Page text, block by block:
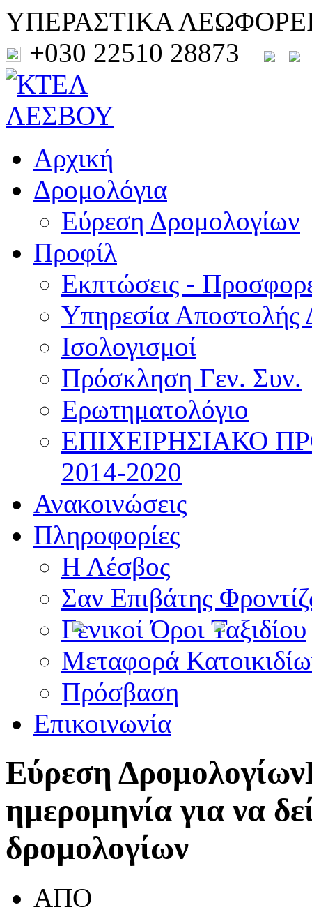
ΥΠΕΡΑΣΤΙΚΑ
+030 22510 28873
Αρχική
Δρομολόγια
Εύρεση Δρομολογίων
Προφίλ
Εκπτώσεις -
Υπηρεσία Αποστολής
Ισολογισμοί
Πρόσκληση Γεν. Συν.
Ερωτηματολόγιο
ΕΠΙΧΕΙΡΗΣΙΑΚΟ
2014-2020
Ανακοινώσεις
Πληροφορίες
Η Λέσβος
Σαν Επιβάτης
Γενικοί Όροι Ταξιδίου
Μεταφορά
Πρόσβαση
Επικοινωνία
Εύρεση Δρομολογίων
ημερομηνία για να
δρομολογίων
ΑΠΟ